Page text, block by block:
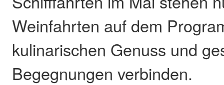
Weinfahrten auf dem
kulinarischen Genuss und
Begegnungen verbinden.